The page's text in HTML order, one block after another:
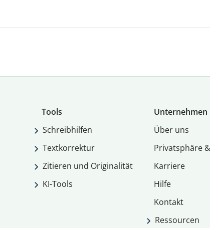
Tools
Schreibhilfen
Textkorrektur
Zitieren und Originalität
KI-Tools
Unternehmen
Über uns
Privatsphäre
Karriere
Hilfe
Kontakt
Ressourcen